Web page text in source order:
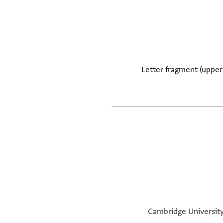
Letter fragment
Cambridge